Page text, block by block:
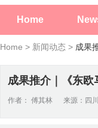
Home
Home > 新闻动态 > 成果
成果推介｜《东欧
作者： 傅其林 来源：四